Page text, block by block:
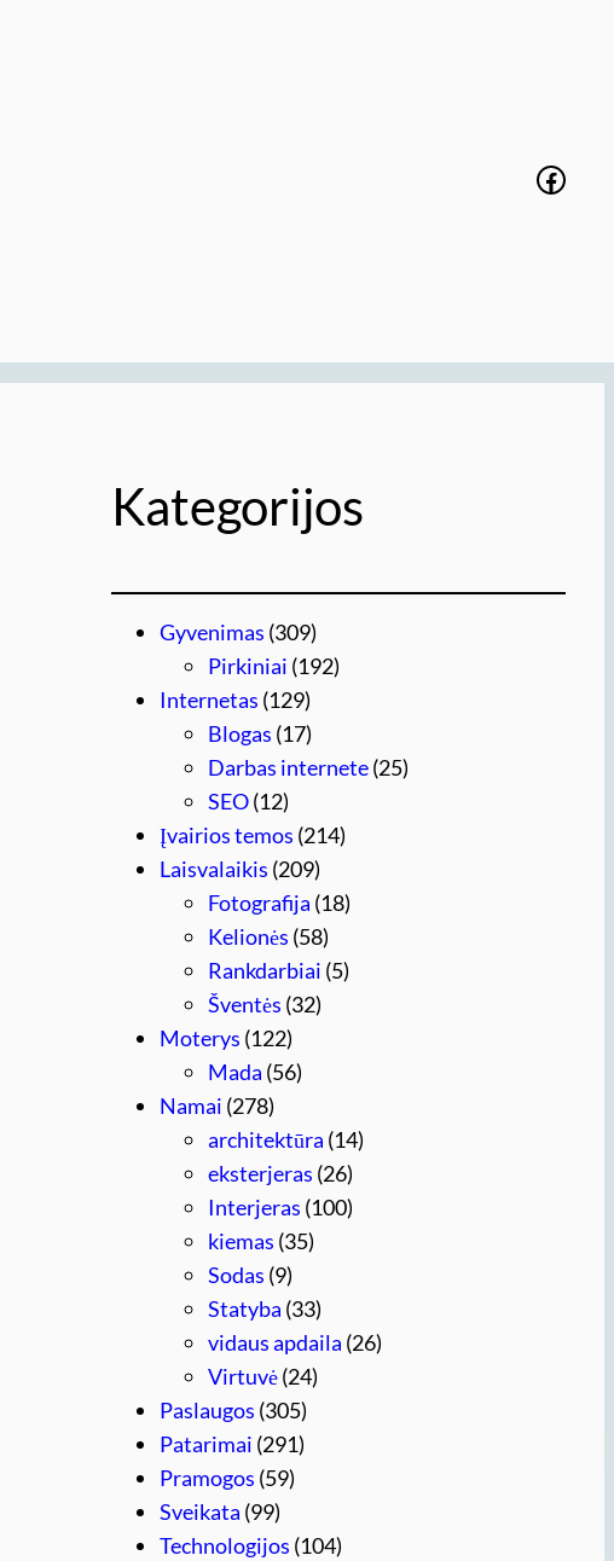
Kategorijos
Gyvenimas (309)
Pirkiniai (192)
Internetas (129)
Blogas (17)
Darbas internete(25)
SEO(12)
Įvairios temos (214)
Laisvalaikis (209)
Fotografija (18)
Kelionės (58)
Rankdarbiai (5)
Šventės (32)
Moterys (122)
Mada (56)
Namai (278)
architektūra (14)
eksterjeras (26)
Interjeras (100)
kiemas (35)
Sodas (9)
Statyba (33)
vidaus apdaila (26)
Virtuvė(24)
Paslaugos (305)
Patarimai (291)
Pramogos (59)
Sveikata (99)
Technologijos (104)